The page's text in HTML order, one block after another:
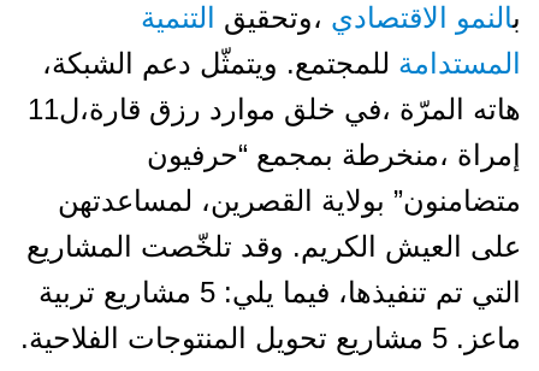
بالنمو الاقتصادي ،وتحقيق
التنمية
المستدامة للمجتمع. ويتمثّل دعم الشبكة،
هاته المرّة ،في خلق موارد رزق قارة،ل11
إمراة ،منخرطة بمجمع “حرفيون
متضامنون” بولاية القصرين، لمساعدتهن
على العيش الكريم. وقد تلخّصت المشاريع
التي تم تنفيذها، فيما يلي: 5 مشاريع تربية
ماعز. 5 مشاريع تحويل المنتوجات الفلاحية.